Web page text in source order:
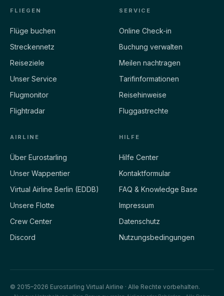
FLIEGEN
Flüge buchen
Streckennetz
Reiseziele
Unser Service
Flugmonitor
Flightradar
SERVICE
Online Check-in
Buchung verwalten
Meilen nachtragen
Tarifinformationen
Reisehinweise
Fluggastrechte
AIRLINE
Über Eurostarling
Unser Wappentier
Virtual Airline Berlin (EDDB)
Unsere Flotte
Crew Center
Discord
HILFE
Hilfe Center
Kontaktformular
FAQ & Knowledge Base
Impressum
Datenschutz
Nutzungsbedingungen
© 2015–2026 Eurostarling Virtual Airline · Alle Rechte vorbehalten.